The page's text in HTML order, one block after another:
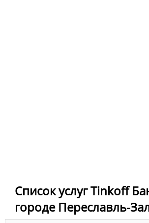
Список услуг Tinkoff
городе Переславль-